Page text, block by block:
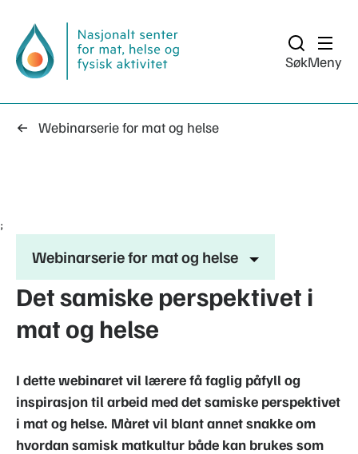
SøkMeny
Webinarserie for mat og helse
;
Webinarserie for mat og helse
Det samiske perspektivet i
mat og helse
I dette webinaret vil lærere få faglig påfyll og
inspirasjon til arbeid med det samiske perspektivet
i mat og helse. Màret vil blant annet snakke om
hvordan samisk matkultur både kan brukes som